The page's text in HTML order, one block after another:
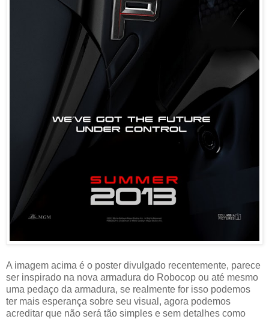
A imagem acima é o poster divulgado recentemente, parece
ser inspirado na nova armadura do Robocop ou até mesmo
uma pedaço da armadura, se realmente for isso podemos
ter mais esperança sobre seu visual, agora podemos
acreditar que não será tão simples e sem detalhes como